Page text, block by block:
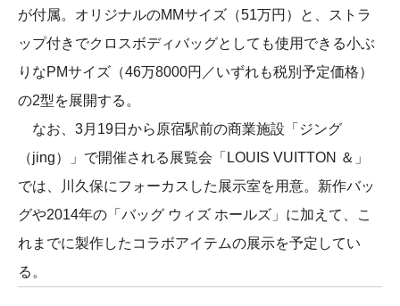
が付属。オリジナルのMMサイズ（51万円）と、ストラ
ップ付きでクロスボディバッグとしても使用できる小ぶ
りなPMサイズ（46万8000円／いずれも税別予定価格）
の2型を展開する。
なお、3月19日から原宿駅前の商業施設「ジング
（jing）」で開催される展覧会「LOUIS VUITTON ＆」
では、川久保にフォーカスした展示室を用意。新作バッ
グや2014年の「バッグ ウィズ ホールズ」に加えて、こ
れまでに製作したコラボアイテムの展示を予定してい
る。